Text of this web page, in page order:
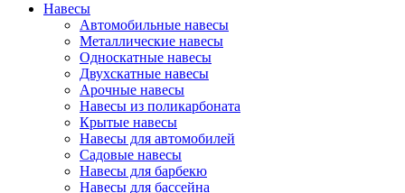
Навесы
Автомобильные навесы
Металлические навесы
Односкатные навесы
Двухскатные навесы
Арочные навесы
Навесы из поликарбоната
Крытые навесы
Навесы для автомобилей
Садовые навесы
Навесы для барбекю
Навесы для бассейна